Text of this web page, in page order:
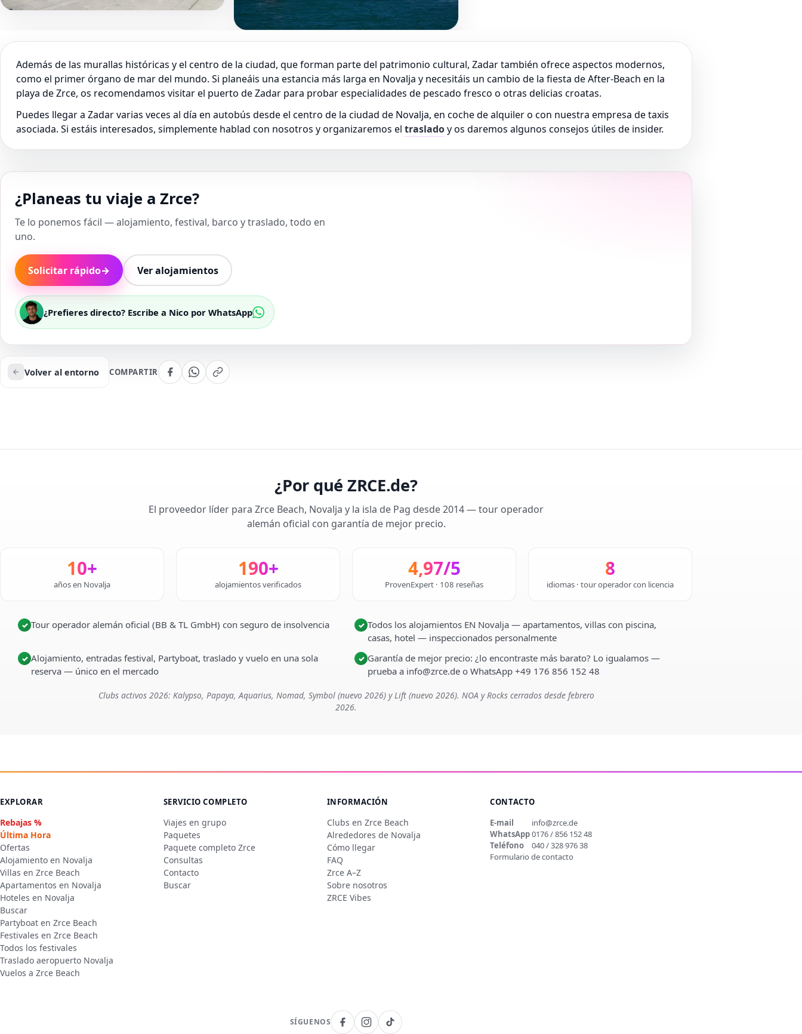
Además de las murallas históricas y el centro de la ciudad, que forman parte del patrimonio cultural, Zadar también ofrece aspectos modernos,
como el primer órgano de mar del mundo. Si planeáis una estancia más larga en Novalja y necesitáis un cambio de la fiesta de After-Beach en la
playa de Zrce, os recomendamos visitar el puerto de Zadar para probar especialidades de pescado fresco o otras delicias croatas.
Puedes llegar a Zadar varias veces al día en autobús desde el centro de la ciudad de Novalja, en coche de alquiler o con nuestra empresa de taxis
asociada. Si estáis interesados, simplemente hablad con nosotros y organizaremos el trasladoy os daremos algunos consejos útiles de insider.
¿Planeas tu viaje a Zrce?
Te lo ponemos fácil — alojamiento, festival, barco y traslado, todo en
uno.
Solicitar rápido→ Ver alojamientos
¿Prefieres directo? Escribe a Nico por WhatsApp
Volver al entorno COMPARTIR
¿Por qué ZRCE.de?
El proveedor líder para Zrce Beach, Novalja y la isla de Pag desde 2014 — tour operador
alemán oficial con garantía de mejor precio.
10+
años en Novalja
190+
alojamientos verificados
4,97/5
ProvenExpert · 108 reseñas
8
idiomas · tour operador con licencia
✓ Tour operador alemán oficial (BB & TL GmbH) con seguro de insolvencia ✓ Todos los alojamientos EN Novalja — apartamentos, villas con piscina,
casas, hotel — inspeccionados personalmente
✓ Alojamiento, entradas festival, Partyboat, traslado y vuelo en una sola
reserva — único en el mercado
✓ Garantía de mejor precio: ¿lo encontraste más barato? Lo igualamos —
prueba a info@zrce.de o WhatsApp +49 176 856 152 48
Clubs activos 2026: Kalypso, Papaya, Aquarius, Nomad, Symbol (nuevo 2026) y Lift (nuevo 2026). NOA y Rocks cerrados desde febrero
2026.
EXPLORAR
Rebajas %
Última Hora
Ofertas
Alojamiento en Novalja
Villas en Zrce Beach
Apartamentos en Novalja
Hoteles en Novalja
Buscar
Partyboat en Zrce Beach
Festivales en Zrce Beach
Todos los festivales
Traslado aeropuerto Novalja
Vuelos a Zrce Beach
SERVICIO COMPLETO
Viajes en grupo
Paquetes
Paquete completo Zrce
Consultas
Contacto
Buscar
INFORMACIÓN
Clubs en Zrce Beach
Alrededores de Novalja
Cómo llegar
FAQ
Zrce A–Z
Sobre nosotros
ZRCE Vibes
CONTACTO
E-mail
info@zrce.de
WhatsApp0176 / 856 152 48
Teléfono
040 / 328 976 38
Formulario de contacto
SÍGUENOS